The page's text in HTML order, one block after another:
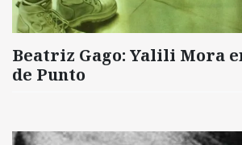
Beatriz Gago: Yalili Mora
de Punto